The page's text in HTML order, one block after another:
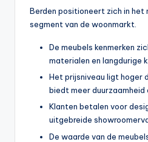
Berden positioneert zich in het
segment van de woonmarkt.
De meubels kenmerken
materialen en langdurige
Het prijsniveau ligt hoger
biedt meer
Klanten betalen voor
uitgebreide
De waarde van de